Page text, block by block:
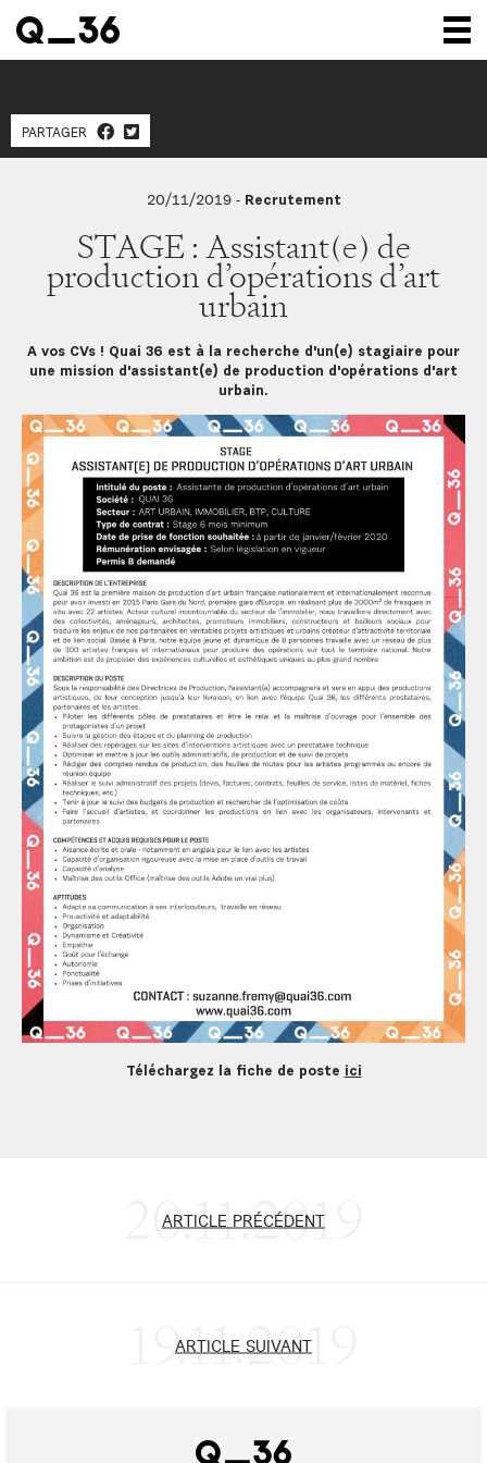
Nos créations
Nos talents
Où nous trouver
Nos expositions
À propos
Contact
PARTAGER
20/11/2019 - Recrutement
STAGE : Assistant(e) de
production d’opérations d’art
urbain
A vos CVs ! Quai 36 est à la recherche d'un(e) stagiaire pour
une mission d'assistant(e) de production d'opérations d'art
urbain.
Téléchargez la fiche de poste ici
20.11.2019
ARTICLE PRÉCÉDENT
19.11.2019
ARTICLE SUIVANT